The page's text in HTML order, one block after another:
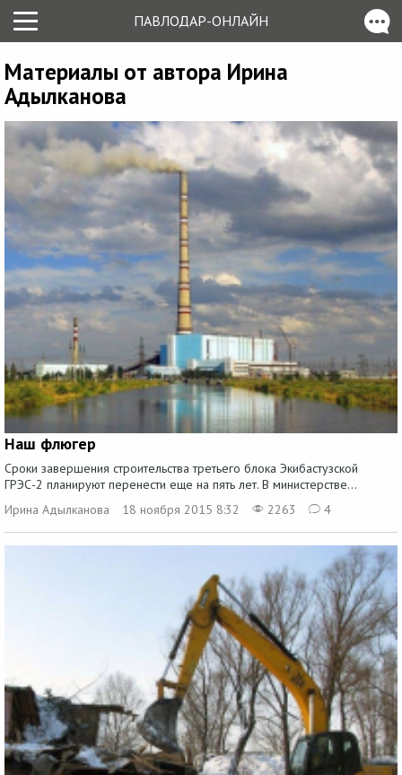
ПАВЛОДАР-ОНЛАЙН
Материалы от автора Ирина
Адылканова
Наш флюгер
Сроки завершения строительства третьего блока Экибастузской
ГРЭС-2 планируют перенести еще на пять лет. В министерстве...
Ирина Адылканова
18 ноября 2015 8:32 2263 4